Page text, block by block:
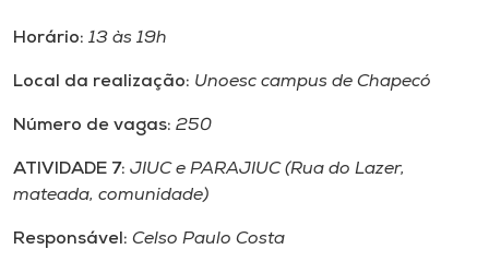
Horário: 13 às 19h
Local da realização: Unoesc campus de Chapecó
Número de vagas: 250
ATIVIDADE 7: JIUC e PARAJIUC (Rua do Lazer,
mateada, comunidade)
Responsável: Celso Paulo Costa